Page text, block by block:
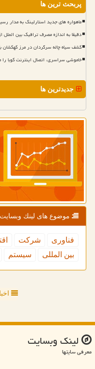
پربحث ترین ها
ماهواره های جدید استارلینک به مدار
دقیقا به اندازه مصرف ترافیک بین
کشف سیاه چاله سرگردان در مرز
خاموشی سراسری، اتصال اینترنت کوبا را
جدیدترین ها
موضوع های لینك وبسایت
فناوری شركت
بین المللی
سیستم
لینك وبسایت
معرفی سایتها